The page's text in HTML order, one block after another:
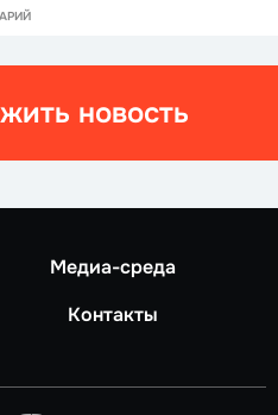
новость
Медиа-среда
Контакты